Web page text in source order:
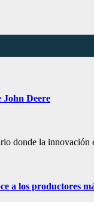
Deere
donde la
a los productores